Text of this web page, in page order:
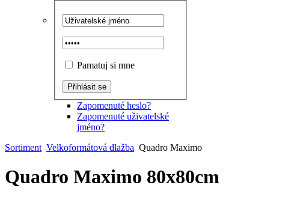
Pamatuj si mne
Zapomenuté heslo?
Zapomenuté uživatelské
jméno?
Sortiment Velkoformátová dlažba Quadro Maximo
Quadro Maximo 80x80cm